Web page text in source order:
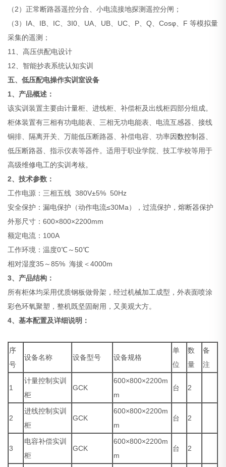
（2）正常断路器遥控分合、小电流接地探测遥控分闸；
（3）IA、IB、IC、3I0、UA、UB、UC、P、Q、Cosφ、F 等模拟量
采集的遥测；
11、高压供配电设计
12、智能抄表系统认知实训
五、低压配电操作实训室设备
1、 产品概述：
该实训装置主要由计量柜、进线柜、补偿柜及出线柜四部分组成。
柜体装置有三相有功电能表、三相无功电能表、电流互感器、接线
铜排、隔离开关、万能低压断路器、补偿电容、功率因数控制器、
低压断路器、指示仪表等器件。适用于职业学院、技工学校等用于
高级维修电工的实训考核。
2、技术参数：
工作电源：三相五线 380V±5% 50Hz
安全保护：漏电保护（动作电流≤30Ma），过流保护，熔断器保护
外形尺寸：600×800×2200mm
额定电流：100A
工作环境：温度0℃～50℃
相对湿度35～85% 海拔＜4000m
3、产品结构：
所有柜体均采用优质钢板做骨架，经过机械加工成型，外表面喷涂
彩色环氧聚塑，整机既坚固耐用，又美观大方。
4、基本配置及详细说明：
序
号
设备名称 设备型号 设备规格
单
位
数
量
备
注
1
计量控制实训
柜
GCK
600×800×2200m
m
台 2
2
进线控制实训
柜
GCK
600×800×2200m
m
台 2
3
电容补偿实训
柜
GCK
600×800×2200m
m
台 2